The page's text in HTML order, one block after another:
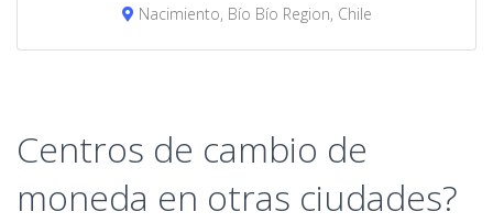
Nacimiento, Bío Bío Region, Chile
Centros de cambio de
moneda en otras ciudades?